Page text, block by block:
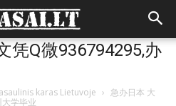
凭Q微936794295,办
karas Lietuvoje › 急办日本 大
学毕业